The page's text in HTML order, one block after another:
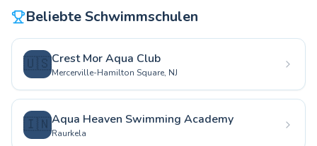
Beliebte Schwimmschulen
🇺🇸Crest Mor Aqua Club
Mercerville-Hamilton Square, NJ
🇮🇳Aqua Heaven Swimming Academy
Raurkela